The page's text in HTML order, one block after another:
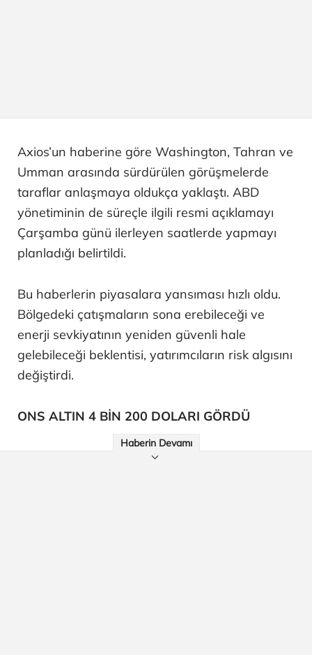
Axios’un haberine göre Washington, Tahran ve
Umman arasında sürdürülen görüşmelerde
taraflar anlaşmaya oldukça yaklaştı. ABD
yönetiminin de süreçle ilgili resmi açıklamayı
Çarşamba günü ilerleyen saatlerde yapmayı
planladığı belirtildi.
Bu haberlerin piyasalara yansıması hızlı oldu.
Bölgedeki çatışmaların sona erebileceği ve
enerji sevkiyatının yeniden güvenli hale
gelebileceği beklentisi, yatırımcıların risk algısını
değiştirdi.
ONS ALTIN 4 BİN 200 DOLARI GÖRDÜ
Haberin Devamı